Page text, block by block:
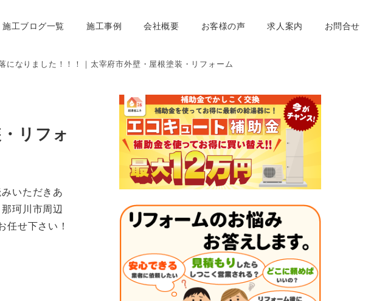
施工ブログ一覧 施工事例 会社概要 お客様の声 求人案内 お問合せ
になりました！！！｜太宰府市外壁・屋根塗装・リフォーム
リフォ
いただきあ
珂川市周辺
せ下さい！